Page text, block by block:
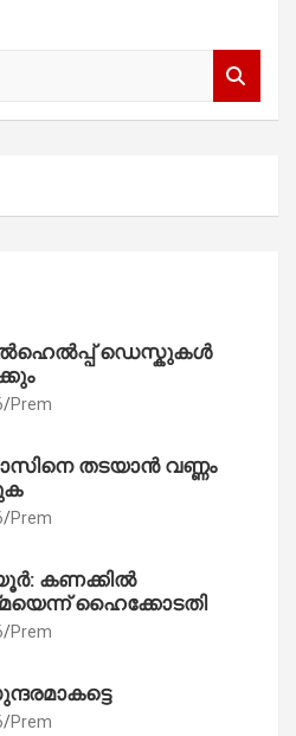
ഡെസ്കുകൾ
Prem
തടയാൻ വണ്ണം
Prem
കണക്കിൽ
ഹൈക്കോടതി
Prem
Prem